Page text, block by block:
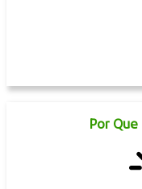
Por